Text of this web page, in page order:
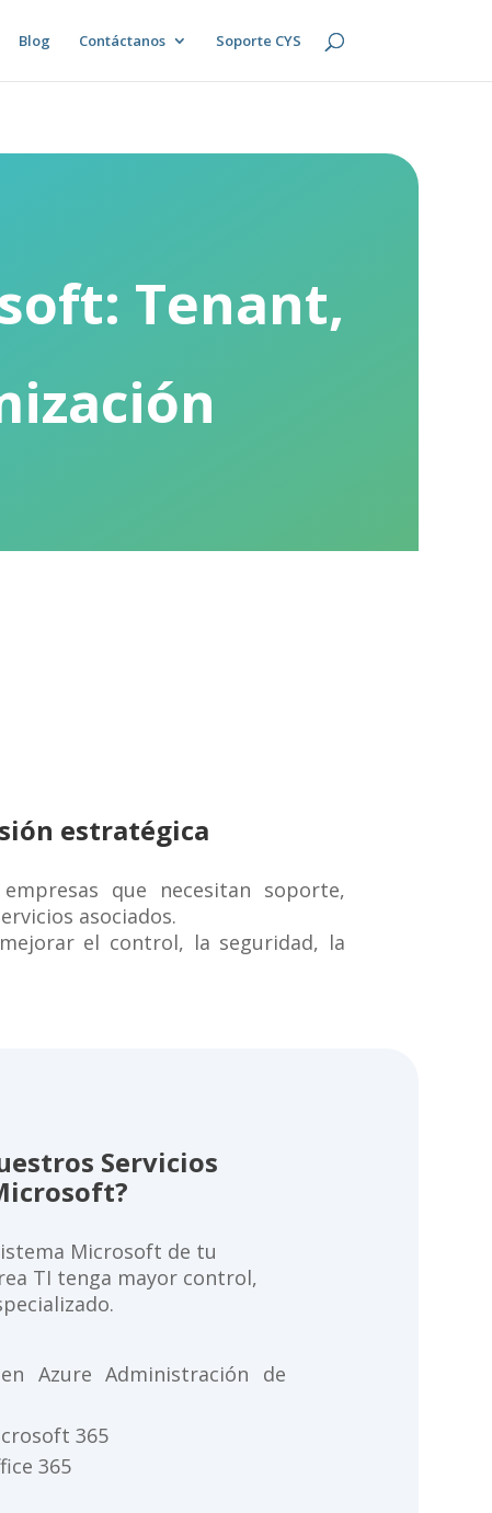
Blog Contáctanos Soporte CYS
Tenant,
estratégica
que necesitan soporte,
asociados.
el control, la seguridad, la
Servicios
Microsoft de tu
TI tenga mayor control,
Azure Administración de
365
365